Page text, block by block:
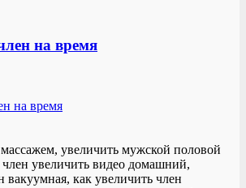
на время
увеличить мужской половой
увеличить видео домашний,
вакуумная, как увеличить член